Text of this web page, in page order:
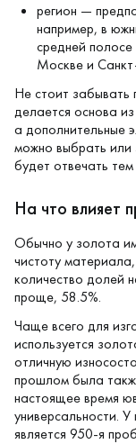
регион —
например, в
средней
Москве и
Не стоит
делается основа
а дополнительные
можно выбрать
будет отвечать
На что влияет
Обычно у золота
чистоту
количество долей
проще, 58.5%.
Чаще всего для
используется
отличную
прошлом была
настоящее время
универсальности.
является 950-я